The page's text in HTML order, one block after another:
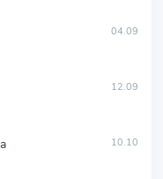
04.09
12.09
10.10